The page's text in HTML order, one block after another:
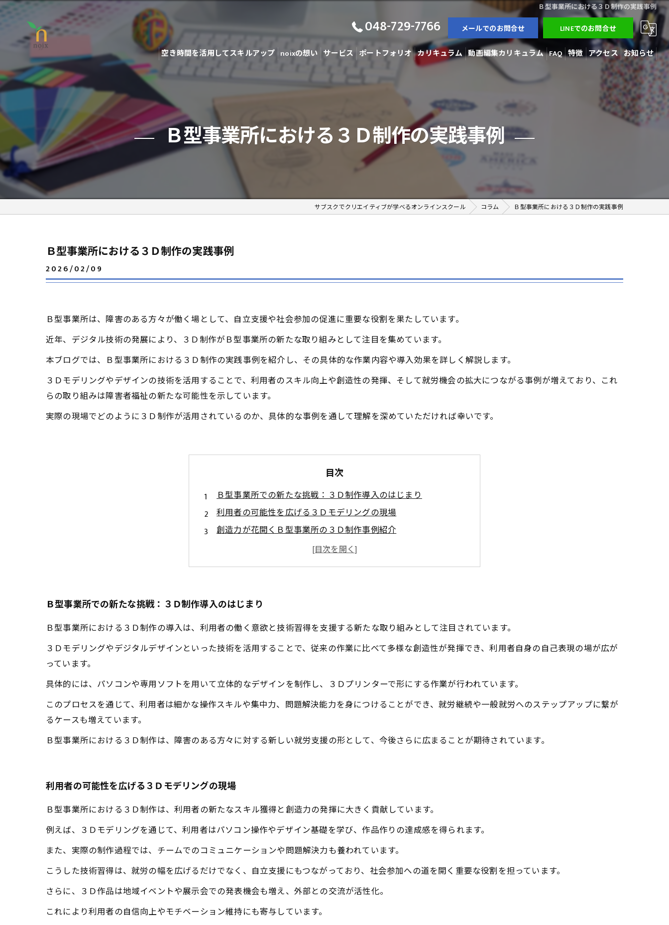
Ｂ型事業所における３Ｄ制作の実践事例
048-729-7766 メールでのお問合せ LINEでのお問合せ
空き時間を活用してスキルアップ noixの想い サービス ポートフォリオ カリキュラム 動画編集カリキュラム FAQ 特徴
3Dモデラー
アクセス お知らせ
ブログ
コラム
Ｂ型事業所における３Ｄ制作の実践事例
サブスクでクリエイティブが学べるオンラインスクール コラム Ｂ型事業所における３Ｄ制作の実践事例
Ｂ型事業所における３Ｄ制作の実践事例
2026/02/09
Ｂ型事業所は、障害のある方々が働く場として、自立支援や社会参加の促進に重要な役割を果たしています。
近年、デジタル技術の発展により、３Ｄ制作がＢ型事業所の新たな取り組みとして注目を集めています。
本ブログでは、Ｂ型事業所における３Ｄ制作の実践事例を紹介し、その具体的な作業内容や導入効果を詳しく解説します。
３Ｄモデリングやデザインの技術を活用することで、利用者のスキル向上や創造性の発揮、そして就労機会の拡大につながる事例が増えており、これ
らの取り組みは障害者福祉の新たな可能性を示しています。
実際の現場でどのように３Ｄ制作が活用されているのか、具体的な事例を通して理解を深めていただければ幸いです。
目次
Ｂ型事業所での新たな挑戦：３Ｄ制作導入のはじまり
利用者の可能性を広げる３Ｄモデリングの現場
創造力が花開くＢ型事業所の３Ｄ制作事例紹介
技術習得から自立支援へ：３Ｄ制作がもたらす変化
未来への展望：Ｂ型事業所の３Ｄ制作が切り拓く新たな就労機会
Ｂ型事業所３Ｄ制作の成功事例から学ぶ効果と課題
Ｂ型事業所での新たな挑戦：３Ｄ制作導入のはじまり
Ｂ型事業所における３Ｄ制作の導入は、利用者の働く意欲と技術習得を支援する新たな取り組みとして注目されています。
３Ｄモデリングやデジタルデザインといった技術を活用することで、従来の作業に比べて多様な創造性が発揮でき、利用者自身の自己表現の場が広が
っています。
具体的には、パソコンや専用ソフトを用いて立体的なデザインを制作し、３Ｄプリンターで形にする作業が行われています。
このプロセスを通じて、利用者は細かな操作スキルや集中力、問題解決能力を身につけることができ、就労継続や一般就労へのステップアップに繋が
るケースも増えています。
Ｂ型事業所における３Ｄ制作は、障害のある方々に対する新しい就労支援の形として、今後さらに広まることが期待されています。
利用者の可能性を広げる３Ｄモデリングの現場
Ｂ型事業所における３Ｄ制作は、利用者の新たなスキル獲得と創造力の発揮に大きく貢献しています。
例えば、３Ｄモデリングを通じて、利用者はパソコン操作やデザイン基礎を学び、作品作りの達成感を得られます。
また、実際の制作過程では、チームでのコミュニケーションや問題解決力も養われています。
こうした技術習得は、就労の幅を広げるだけでなく、自立支援にもつながっており、社会参加への道を開く重要な役割を担っています。
さらに、３Ｄ作品は地域イベントや展示会での発表機会も増え、外部との交流が活性化。
これにより利用者の自信向上やモチベーション維持にも寄与しています。